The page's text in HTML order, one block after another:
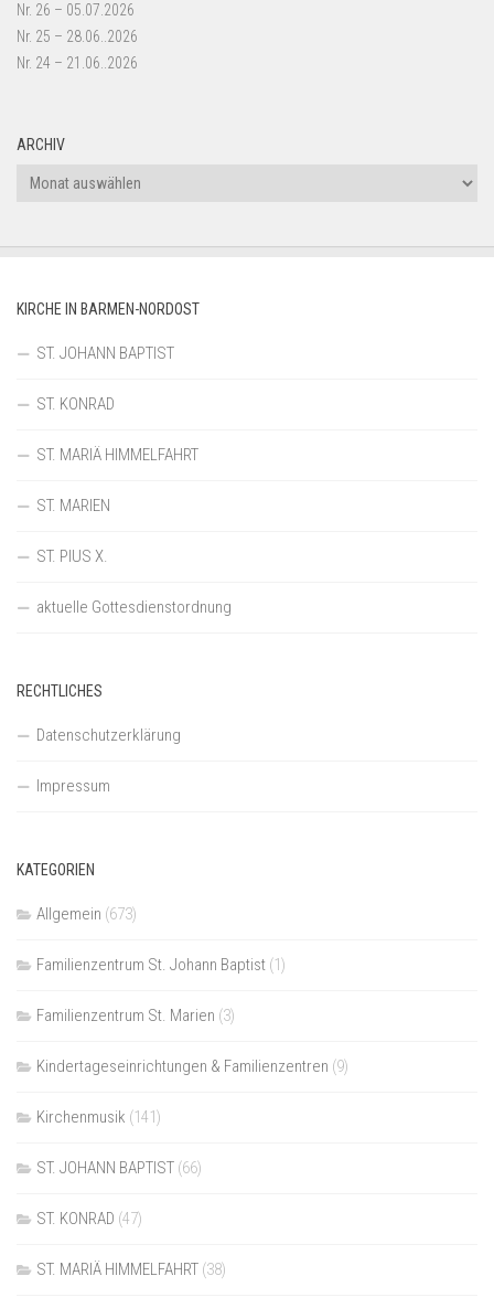
Nr. 26 – 05.07.2026
Nr. 25 – 28.06..2026
Nr. 24 – 21.06..2026
ARCHIV
Archiv
KIRCHE IN BARMEN-NORDOST
ST. JOHANN BAPTIST
ST. KONRAD
ST. MARIÄ HIMMELFAHRT
ST. MARIEN
ST. PIUS X.
aktuelle Gottesdienstordnung
RECHTLICHES
Datenschutzerklärung
Impressum
KATEGORIEN
Allgemein (673)
Familienzentrum St. Johann Baptist (1)
Familienzentrum St. Marien (3)
Kindertageseinrichtungen & Familienzentren (9)
Kirchenmusik (141)
ST. JOHANN BAPTIST (66)
ST. KONRAD (47)
ST. MARIÄ HIMMELFAHRT (38)